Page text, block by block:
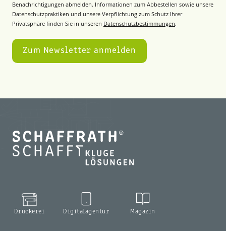
Benachrichtigungen abmelden. Informationen zum Abbestellen sowie unsere
Datenschutzpraktiken und unsere Verpflichtung zum Schutz Ihrer
Privatsphäre finden Sie in unseren Datenschutzbestimmungen.
Druckerei Digitalagentur Magazin